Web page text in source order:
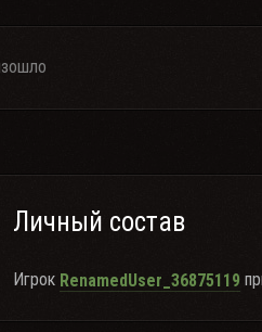
Личный состав
Игрок RenamedUser_36875119